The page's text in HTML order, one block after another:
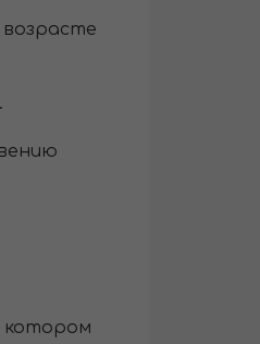
возрасте
котором